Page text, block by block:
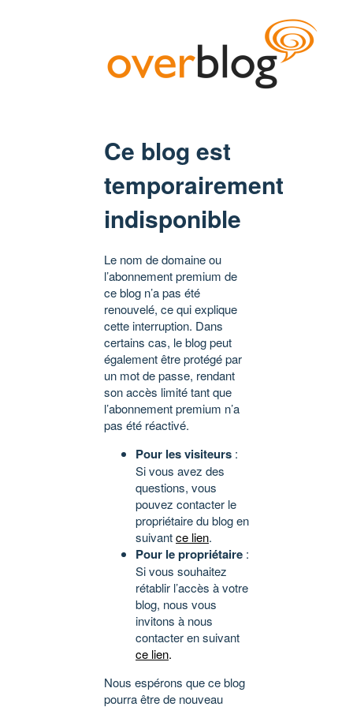
Ce blog est
temporairement
indisponible
Le nom de domaine ou
l’abonnement premium de
ce blog n’a pas été
renouvelé, ce qui explique
cette interruption. Dans
certains cas, le blog peut
également être protégé par
un mot de passe, rendant
son accès limité tant que
l’abonnement premium n’a
pas été réactivé.
Pour les visiteurs :
Si vous avez des
questions, vous
pouvez contacter le
propriétaire du blog en
suivantce lien.
Pour le propriétaire :
Si vous souhaitez
rétablir l’accès à votre
blog, nous vous
invitons à nous
contacter en suivant
ce lien.
Nous espérons que ce blog
pourra être de nouveau